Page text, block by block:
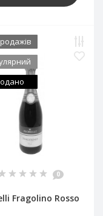
0
Fragolino Rosso